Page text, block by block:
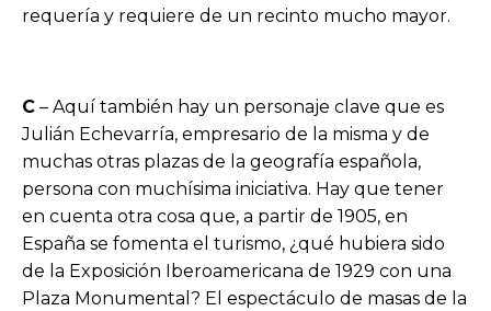
requería y requiere de un recinto mucho mayor.
C – Aquí también hay un personaje clave que es
Julián Echevarría, empresario de la misma y de
muchas otras plazas de la geografía española,
persona con muchísima iniciativa. Hay que tener
en cuenta otra cosa que, a partir de 1905, en
España se fomenta el turismo, ¿qué hubiera sido
de la Exposición Iberoamericana de 1929 con una
Plaza Monumental? El espectáculo de masas de la